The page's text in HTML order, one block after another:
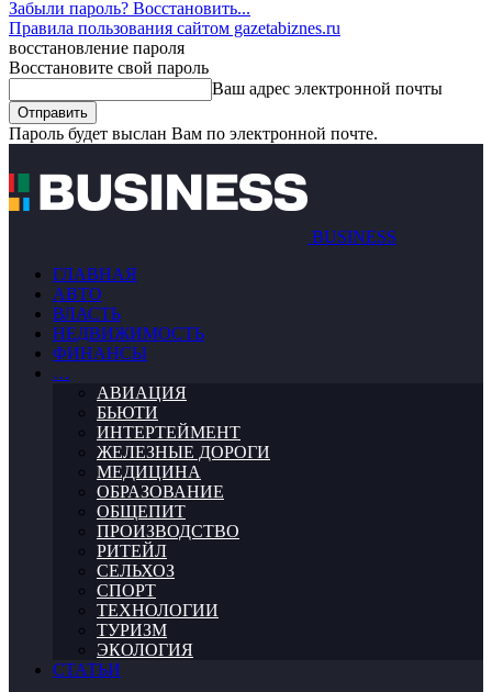
Забыли пароль? Восстановить...
Правила пользования сайтом gazetabiznes.ru
восстановление пароля
Восстановите свой пароль
Ваш адрес электронной почты
Пароль будет выслан Вам по электронной почте.
BUSINESS
ГЛАВНАЯ
АВТО
ВЛАСТЬ
НЕДВИЖИМОСТЬ
ФИНАНСЫ
…
АВИАЦИЯ
БЬЮТИ
ИНТЕРТЕЙМЕНТ
ЖЕЛЕЗНЫЕ ДОРОГИ
МЕДИЦИНА
ОБРАЗОВАНИЕ
ОБЩЕПИТ
ПРОИЗВОДСТВО
РИТЕЙЛ
СЕЛЬХОЗ
СПОРТ
ТЕХНОЛОГИИ
ТУРИЗМ
ЭКОЛОГИЯ
СТАТЬИ